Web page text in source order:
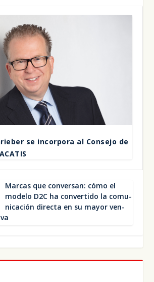
se incor­po­ra al Con­se­jo de
Mar­cas que con­ver­san: cómo el
mode­lo D2C ha con­ver­ti­do la comu­
ni­ca­ción direc­ta en su mayor ven­